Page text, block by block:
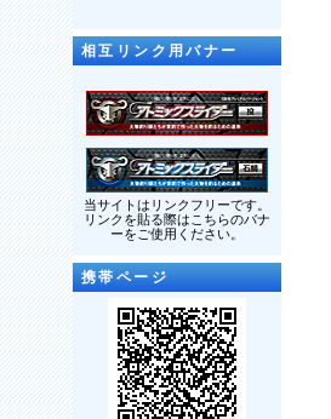
相互リンク用バナー
当サイトはリンクフリーです。
リンクを貼る際はこちらのバナ
ーをご使用ください。
携帯ページ